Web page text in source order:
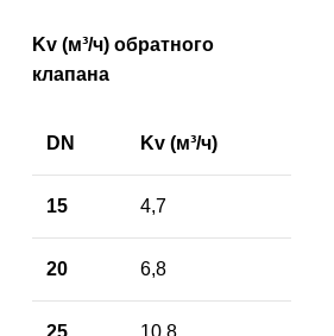
Kv(м³/ч) обратного
клапана
DN Kv (м³/ч)
15 4,7
20 6,8